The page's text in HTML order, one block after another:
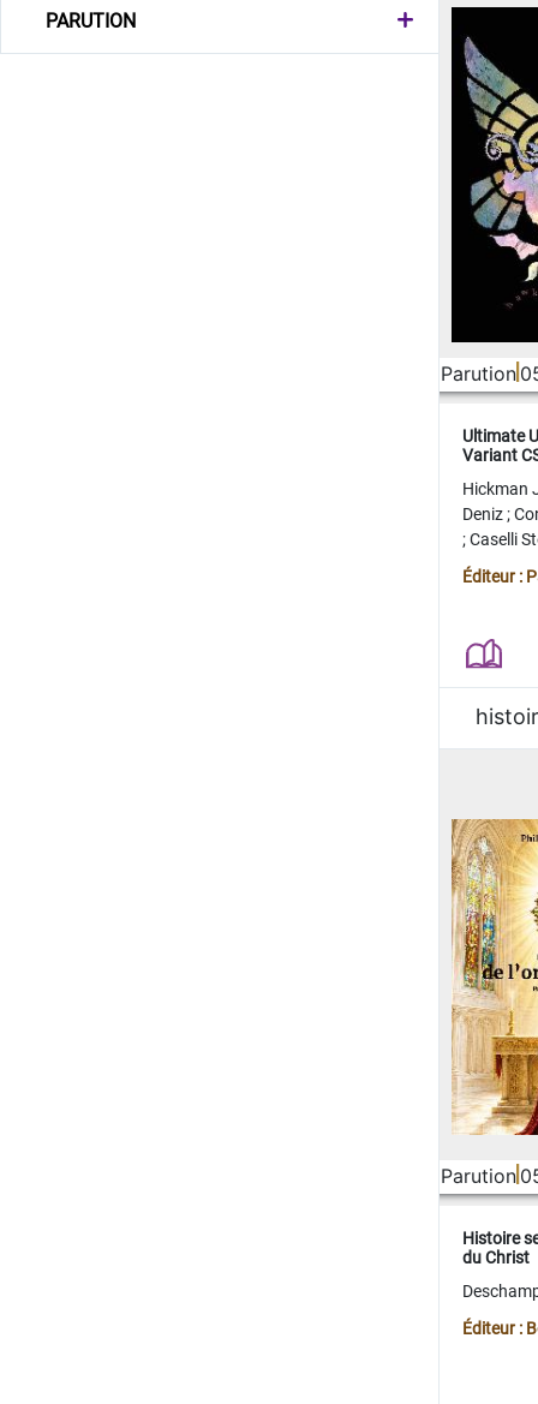
PARUTION
Parution
Ultimate
Variant
Hickman
Deniz;
;Caselli
Juan
Éditeur :
Parution
Histoire
du Christ
Éditeur :